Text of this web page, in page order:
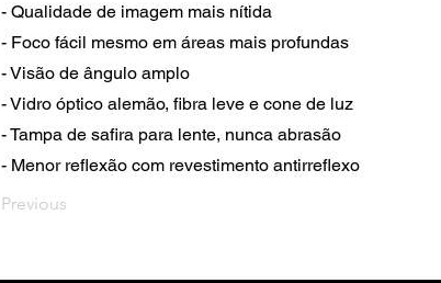
- Qualidade de imagem mais nítida
- Foco fácil mesmo em áreas mais profundas
- Visão de ângulo amplo
- Vidro óptico alemão, fibra leve e cone de luz
- Tampa de safira para lente, nunca abrasão
- Menor reflexão com revestimento antirreflexo
Previous